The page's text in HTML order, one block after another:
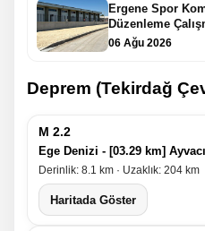
Ergene Spor
Düzenleme
06 Ağu 2026
Deprem (Tekirdağ
M 2.2
Ege Denizi - [03.29 km]
Derinlik: 8.1 km · Uzaklık: 204 km
Haritada Göster